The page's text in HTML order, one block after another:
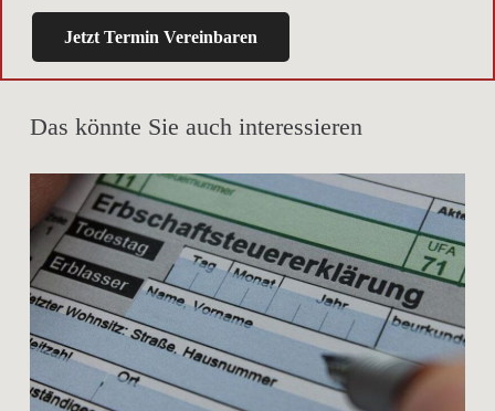
Jetzt Termin Vereinbaren
Das könnte Sie auch interessieren